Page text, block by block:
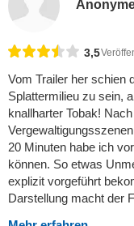
3,5
Vom Trailer her schien
Splattermilieu zu sein,
knallharter Tobak!
20 Minuten habe ich
können. So etwas
explizit vorgeführt
Darstellung macht der